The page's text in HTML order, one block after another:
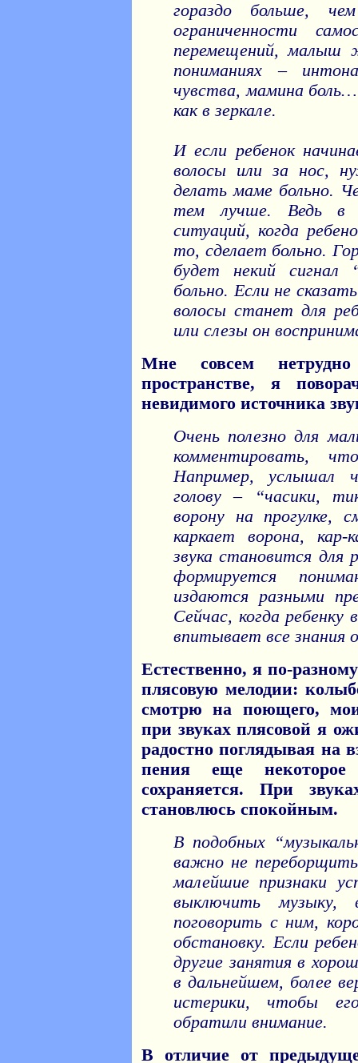
гораздо больше,
ограниченности
перемещений, малыш
пониманиях –
чувства, мамина
как в зеркале.
И если ребенок
волосы или за нос,
делать маме больно.
тем лучше. Ведь в
ситуаций, когда
то, сделает больно.
будет некий сигнал
больно. Если не
волосы станет для
или слезы он
Мне совсем
пространстве, я
невидимого источника
Очень полезно для
комментировать,
Например, услышал
голову – “часики,
ворону на прогулке,
каркает ворона,
звука становится для
формируется
издаются разными
Сейчас, когда ребенку
впитывает все
Естественно, я по-
плясовую мелодии:
смотрю на поющего,
при звуках плясовой я
радостно поглядывая на
пения еще
сохраняется. При
становлюсь спокойным.
В подобных
важно не
малейшие признаки
выключить музыку,
поговорить с ним,
обстановку. Если
другие занятия в
в дальнейшем, более
истерики, чтобы
обратили внимание.
В отличие от